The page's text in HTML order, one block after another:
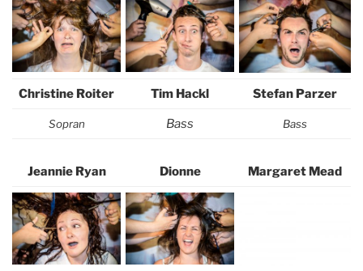
Christine Roiter Tim Hackl Stefan Parzer
Sopran Bass Bass
Jeannie Ryan Dionne Margaret Mead